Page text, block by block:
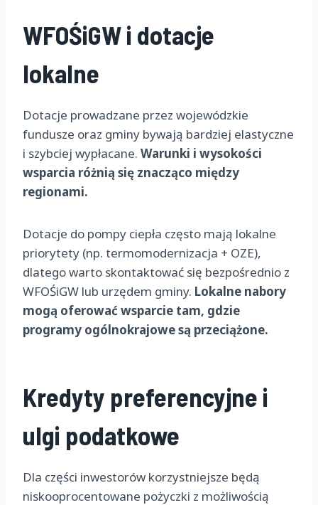
WFOŚiGW i dotacje
lokalne
Dotacje prowadzane przez wojewódzkie
fundusze oraz gminy bywają bardziej elastyczne
i szybciej wypłacane. Warunki i wysokości
wsparcia różnią się znacząco między
regionami.
Dotacje do pompy ciepła często mają lokalne
priorytety (np. termomodernizacja + OZE),
dlatego warto skontaktować się bezpośrednio z
WFOŚiGW lub urzędem gminy. Lokalne nabory
mogą oferować wsparcie tam, gdzie
programy ogólnokrajowe są przeciążone.
Kredyty preferencyjne i
ulgi podatkowe
Dla części inwestorów korzystniejsze będą
niskooprocentowane pożyczki z możliwością